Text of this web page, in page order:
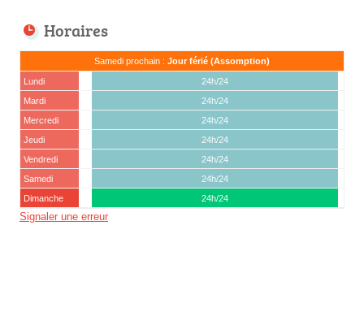
Horaires
Samedi prochain : Jour férié (Assomption)
Lundi
24h/24
Mardi
24h/24
Mercredi
24h/24
Jeudi
24h/24
Vendredi
24h/24
Samedi
24h/24
Dimanche
24h/24
Signaler une erreur